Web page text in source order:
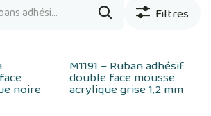
Filtres
noire
M1191 – Ruban adhésif
double face mousse
acrylique grise 1,2 mm